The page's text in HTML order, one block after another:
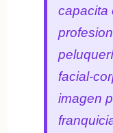
capacita
facial-
imagen